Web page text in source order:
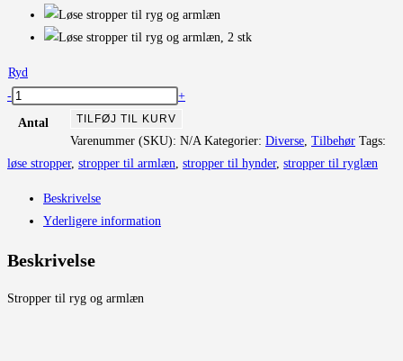
Ryd
Stropper
og
-
+
Antal
TILFØJ TIL KURV
Varenummer (SKU): N/A Kategorier: Diverse Tilbehør Tags:
løse stropper, stropper til armlæn stropper til hynder, stropper til ryglæn
Beskrivelse
Yderligere information
Beskrivelse
Stropper til ryg og armlæn